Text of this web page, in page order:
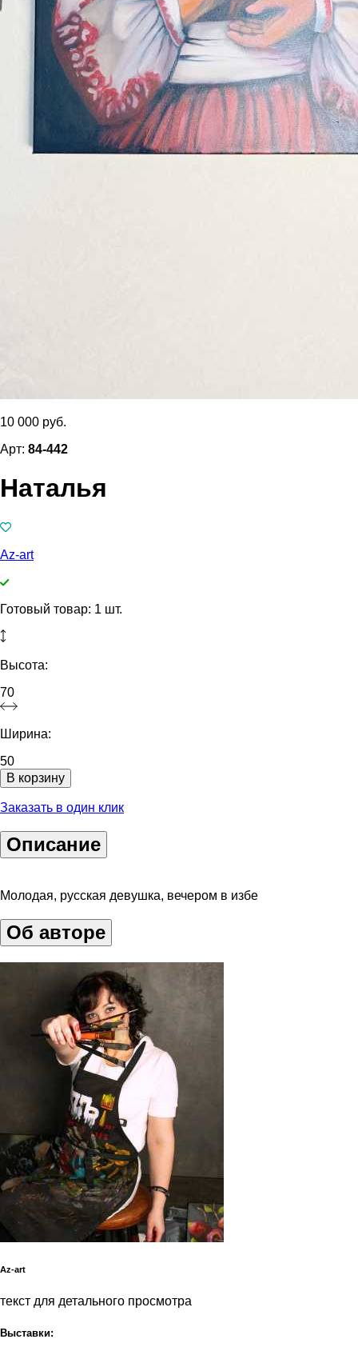
10 000 руб.
Арт: 84-442
Наталья
Az-art
Готовый товар: 1 шт.
Высота:
70
Ширина:
50
В корзину
Заказать в один клик
Описание
Молодая, русская девушка, вечером в избе
Об авторе
Az-art
текст для детального просмотра
Выставки: